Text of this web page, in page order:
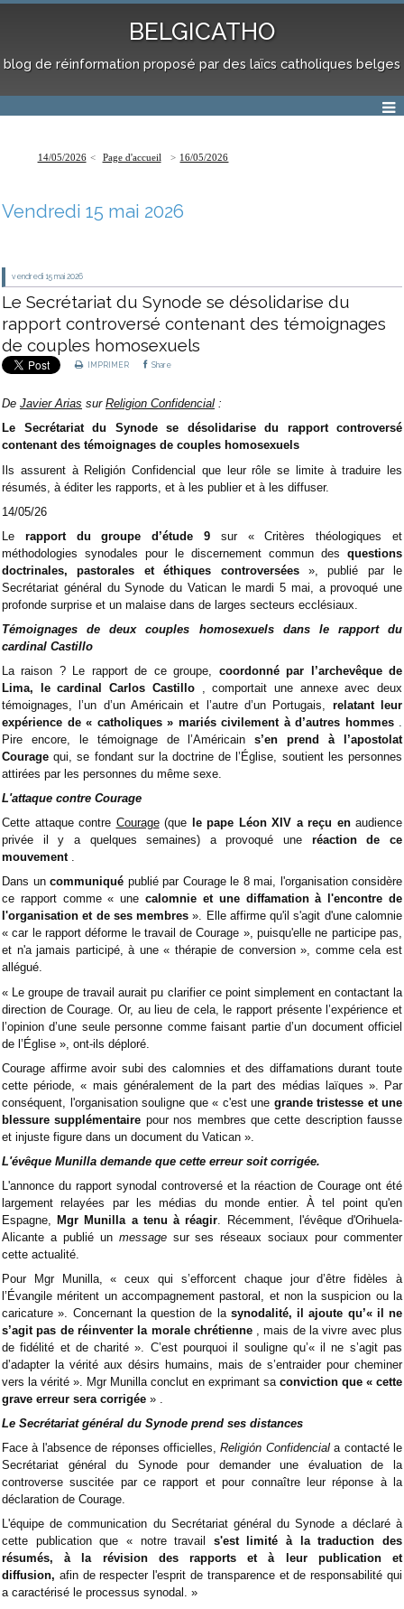
BELGICATHO
blog de réinformation proposé par des laïcs catholiques belges
14/05/2026 Page d'accueil 16/05/2026
Vendredi 15 mai 2026
vendredi 15 mai 2026
Le Secrétariat du Synode se désolidarise du
rapport controversé contenant des témoignages
de couples homosexuels
IMPRIMER Share
De Javier Arias sur Religion Confidencial :
Le Secrétariat du Synode se désolidarise du rapport controversé
contenant des témoignages de couples homosexuels
Ils assurent à Religión Confidencial que leur rôle se limite à traduire les
résumés, à éditer les rapports, et à les publier et à les diffuser.
14/05/26
Le rapport du groupe d’étude 9 sur « Critères théologiques et
méthodologies synodales pour le discernement commun des questions
doctrinales, pastorales et éthiques controversées», publié par le
Secrétariat général du Synode du Vatican le mardi 5 mai, a provoqué une
profonde surprise et un malaise dans de larges secteurs ecclésiaux.
Témoignages de deux couples homosexuels dans le rapport du
cardinal Castillo
La raison ? Le rapport de ce groupe, coordonné par l’archevêque de
Lima, le cardinal Carlos Castillo, comportait une annexe avec deux
témoignages, l’un d’un Américain et l’autre d’un Portugais, relatant leur
expérience de « catholiques » mariés civilement à d’autres hommes.
Pire encore, le témoignage de l’Américains’en prend à l’apostolat
Courage qui, se fondant sur la doctrine de l’Église, soutient les personnes
attirées par les personnes du même sexe.
L'attaque contre Courage
Cette attaque contre Courage(que le pape Léon XIV a reçu enaudience
privée il y a quelques semaines) a provoqué une réaction de ce
mouvement.
Dans un communiqué publié par Courage le 8 mai, l'organisation considère
ce rapport comme « unecalomnie et une diffamation à l'encontre de
l'organisation et de ses membres ». Elle affirme qu'il s'agit d'une calomnie
« car le rapport déforme le travail de Courage », puisqu'elle ne participe pas,
et n'a jamais participé, à une « thérapie de conversion », comme cela est
allégué.
« Le groupe de travail aurait pu clarifier ce point simplement en contactant la
direction de Courage. Or, au lieu de cela, le rapport présente l’expérience et
l’opinion d’une seule personne comme faisant partie d’un document officiel
de l’Église », ont-ils déploré.
Courage affirme avoir subi des calomnies et des diffamations durant toute
cette période, « mais généralement de la part des médias laïques ». Par
conséquent, l'organisation souligne que « c'est une grande tristesse et une
blessure supplémentaire pour nos membres que cette description fausse
et injuste figure dans un document du Vatican ».
L'évêque Munilla demande que cette erreur soit corrigée.
L'annonce du rapport synodal controversé et la réaction de Courage ont été
largement relayées par les médias du monde entier. À tel point qu'en
Espagne,
Mgr Munilla a tenu à réagir . Récemment, l'évêque d'Orihuela-
Alicante a publié un messagesur ses réseaux sociaux pour commenter
cette actualité.
Pour Mgr Munilla, « ceux qui s’efforcent chaque jour d’être fidèles à
l’Évangile méritent un accompagnement pastoral, et non la suspicion ou la
caricature ». Concernant la question de la synodalité, il ajoute qu’« il ne
s’agit pas de réinventer la morale chrétienne, mais de la vivre avec plus
de fidélité et de charité ». C’est pourquoi il souligne qu’« il ne s’agit pas
d’adapter la vérité aux désirs humains, mais de s’entraider pour cheminer
vers la vérité ». Mgr Munilla conclut en exprimant sa conviction que « cette
grave erreur sera corrigée » .
Le Secrétariat général du Synode prend ses distances
Face à l'absence de réponses officielles,Religión Confidenciala contacté le
Secrétariat général du Synode pour demander une évaluation de la
controverse suscitée par ce rapport et pour connaître leur réponse à la
déclaration de Courage.
L'équipe de communication du Secrétariat général du Synode a déclaré à
cette publication que « notre travail s'est limité à la traduction des
résumés, à la révision des rapports et à leur publication et
diffusion, afin de respecter l'esprit de transparence et de responsabilité qui
a caractérisé le processus synodal. »